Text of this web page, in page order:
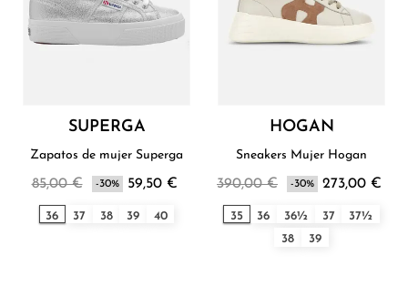
SUPERGA
Zapatos de mujer Superga
85,00 € -30% 59,50 €
36 37 38 39 40
HOGAN
Sneakers Mujer Hogan
390,00 € -30% 273,00 €
35 36 36½ 37
37½
38
39